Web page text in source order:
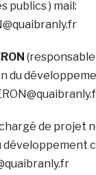
publics ) mail:
du
de projet
développement